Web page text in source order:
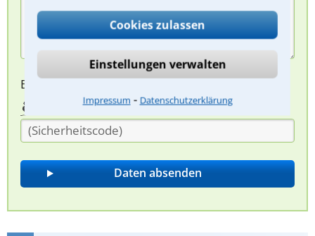
Cookies zulassen
Einstellungen verwalten
Impressum ⁃ Datenschutzerklärung
Bitte Sicherheitscode eingeben.